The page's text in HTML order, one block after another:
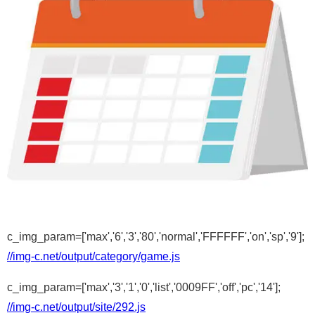
c_img_param=['max','6','3','80','normal','FFFFFF','on','sp','9'];
//img-c.net/output/category/game.js
c_img_param=['max','3','1','0','list','0009FF','off','pc','14'];
//img-c.net/output/site/292.js